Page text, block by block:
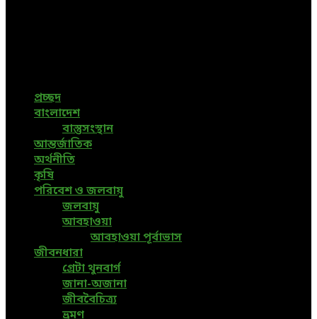
প্রচ্ছদ
বাংলাদেশ
বাস্তুসংস্থান
আন্তর্জাতিক
অর্থনীতি
কৃষি
পরিবেশ ও জলবায়ু
জলবায়ু
আবহাওয়া
আবহাওয়া পূর্বাভাস
জীবনধারা
গ্রেটা থুনবার্গ
জানা-অজানা
জীববৈচিত্র্য
ভ্রমণ